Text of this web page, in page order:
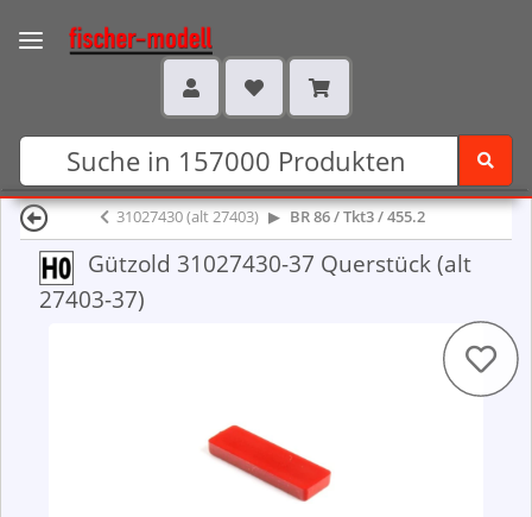
31027430 (alt 27403) BR 86 / Tkt3 / 455.2
Gützold 31027430-37 Querstück (alt
27403-37)